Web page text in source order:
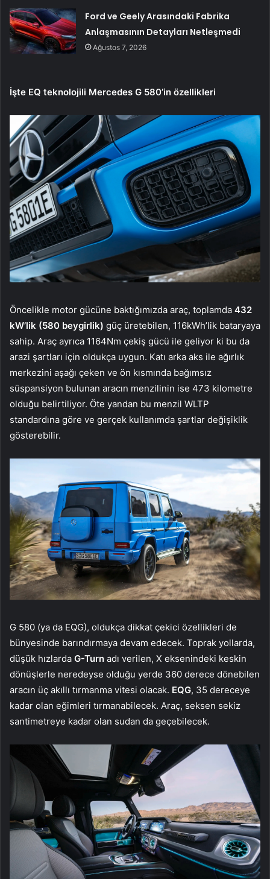
Ford ve Geely Arasındaki Fabrika
Anlaşmasının Detayları Netleşmedi
Ağustos 7, 2026
İşte EQ teknolojili Mercedes G 580’in özellikleri
Öncelikle motor gücüne baktığımızda araç, toplamda 432
kW’lik (580 beygirlik) güç üretebilen, 116kWh’lik bataryaya
sahip. Araç ayrıca 1164Nm çekiş gücü ile geliyor ki bu da
arazi şartları için oldukça uygun. Katı arka aks ile ağırlık
merkezini aşağı çeken ve ön kısmında bağımsız
süspansiyon bulunan aracın menzilinin ise 473 kilometre
olduğu belirtiliyor. Öte yandan bu menzil WLTP
standardına göre ve gerçek kullanımda şartlar değişiklik
gösterebilir.
G 580 (ya da EQG), oldukça dikkat çekici özellikleri de
bünyesinde barındırmaya devam edecek. Toprak yollarda,
düşük hızlarda G-Turn adı verilen, X eksenindeki keskin
dönüşlerle neredeyse olduğu yerde 360 derece dönebilen
aracın üç akıllı tırmanma vitesi olacak. EQG, 35 dereceye
kadar olan eğimleri tırmanabilecek. Araç, seksen sekiz
santimetreye kadar olan sudan da geçebilecek.